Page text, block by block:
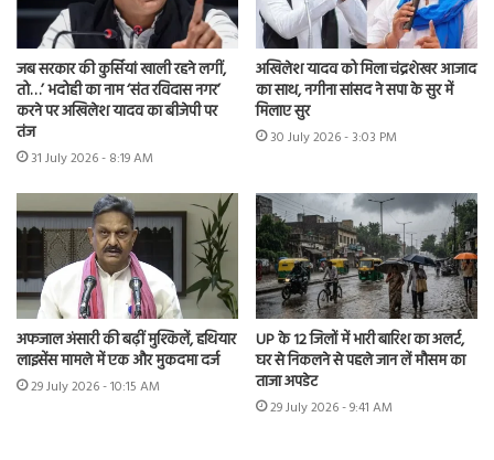
जब सरकार की कुर्सियां खाली रहने लगीं,
तो…’ भदोही का नाम ‘संत रविदास नगर’
करने पर अखिलेश यादव का बीजेपी पर
तंज
31 July 2026 - 8:19 AM
अखिलेश यादव को मिला चंद्रशेखर आजाद
का साथ, नगीना सांसद ने सपा के सुर में
मिलाए सुर
30 July 2026 - 3:03 PM
अफजाल अंसारी की बढ़ीं मुश्किलें, हथियार
लाइसेंस मामले में एक और मुकदमा दर्ज
29 July 2026 - 10:15 AM
UP के 12 जिलों में भारी बारिश का अलर्ट,
घर से निकलने से पहले जान लें मौसम का
ताजा अपडेट
29 July 2026 - 9:41 AM